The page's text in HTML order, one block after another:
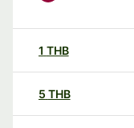
1 THB
5 THB